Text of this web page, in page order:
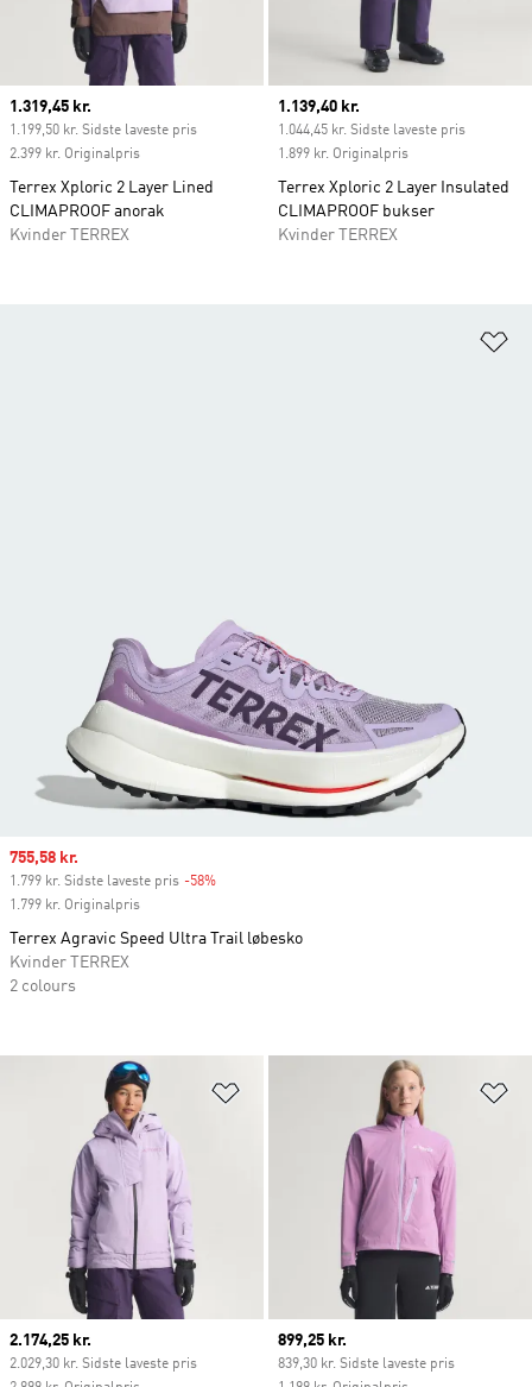
Current price
1.319,45 kr.
1.199,50 kr. Sidste laveste pris
2.399 kr. Originalpris
Terrex Xploric 2 Layer Lined
CLIMAPROOF anorak
Kvinder TERREX
Current price
1.139,40 kr.
1.044,45 kr. Sidste laveste pris
1.899 kr. Originalpris
Terrex Xploric 2 Layer Insulated
CLIMAPROOF bukser
Kvinder TERREX
Current price
2.174,25 kr.
2.029,30 kr. Sidste laveste pris
Current price
899,25 kr.
839,30 kr. Sidste laveste pris
Sale price
755,58 kr.
1.799 kr. Sidste laveste pris -58%
1.799 kr. Originalpris
Terrex Agravic Speed Ultra Trail løbesko
Kvinder TERREX
2 colours